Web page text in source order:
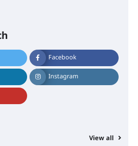
Facebook
Instagram
View all
ബാങ്കിലെ
പണം തിരികെ
കേന്ദ്ര-കേരള
അടിയന്തരമായി
ഐ.ടി.യു. ബാങ്ക്
സംരക്ഷണ സമിതി
കാറ്റിന് സാധ്യത –